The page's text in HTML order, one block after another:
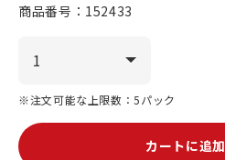
商品番号： 152433
※注文可能な上限数：5パック
カートに追加